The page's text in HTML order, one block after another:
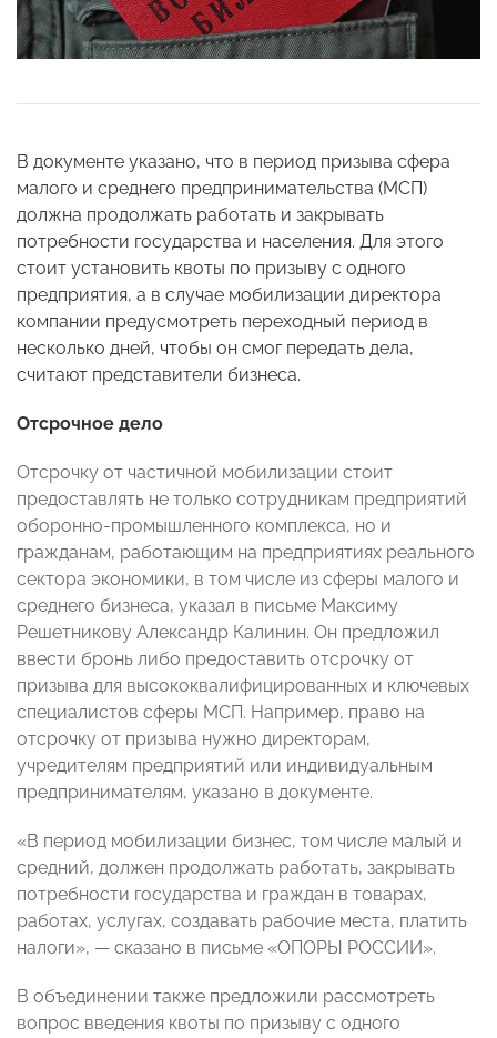
В документе указано, что в период призыва сфера
малого и среднего предпринимательства (МСП)
должна продолжать работать и закрывать
потребности государства и населения. Для этого
стоит установить квоты по призыву с одного
предприятия, а в случае мобилизации директора
компании предусмотреть переходный период в
несколько дней, чтобы он смог передать дела,
считают представители бизнеса.
Отсрочное дело
Отсрочку от частичной мобилизации стоит
предоставлять не только сотрудникам предприятий
оборонно-промышленного комплекса, но и
гражданам, работающим на предприятиях реального
сектора экономики, в том числе из сферы малого и
среднего бизнеса, указал в письме Максиму
Решетникову Александр Калинин. Он предложил
ввести бронь либо предоставить отсрочку от
призыва для высококвалифицированных и ключевых
специалистов сферы МСП. Например, право на
отсрочку от призыва нужно директорам,
учредителям предприятий или индивидуальным
предпринимателям, указано в документе.
«В период мобилизации бизнес, том числе малый и
средний, должен продолжать работать, закрывать
потребности государства и граждан в товарах,
работах, услугах, создавать рабочие места, платить
налоги», — сказано в письме «ОПОРЫ РОССИИ».
В объединении также предложили рассмотреть
вопрос введения квоты по призыву с одного